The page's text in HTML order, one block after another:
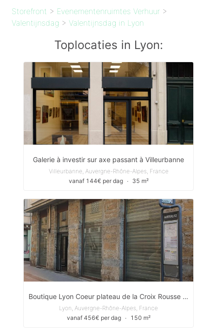
Storefront > Evenementenruimtes Verhuur >
Valentijnsdag > Valentijnsdag in Lyon
Toplocaties in Lyon:
Galerie à investir sur axe passant à Villeurbanne
Villeurbanne, Auvergne-Rhône-Alpes, France
vanaf 144€ per dag
∙ 35 m²
Boutique Lyon Coeur plateau de la Croix Rousse 150m2 avec logement !
Lyon, Auvergne-Rhône-Alpes, France
vanaf 456€ per dag
∙ 150 m²